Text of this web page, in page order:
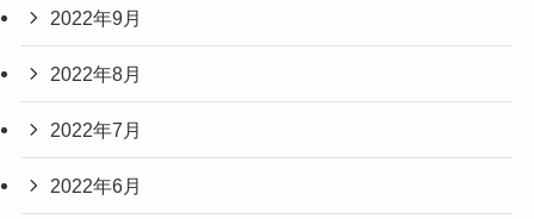
2022年9月
2022年8月
2022年7月
2022年6月